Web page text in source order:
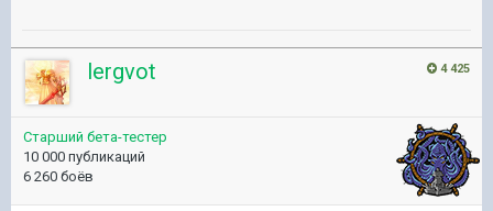
4 425
lergvot
Старший бета-тестер
10 000 публикаций
6 260 боёв